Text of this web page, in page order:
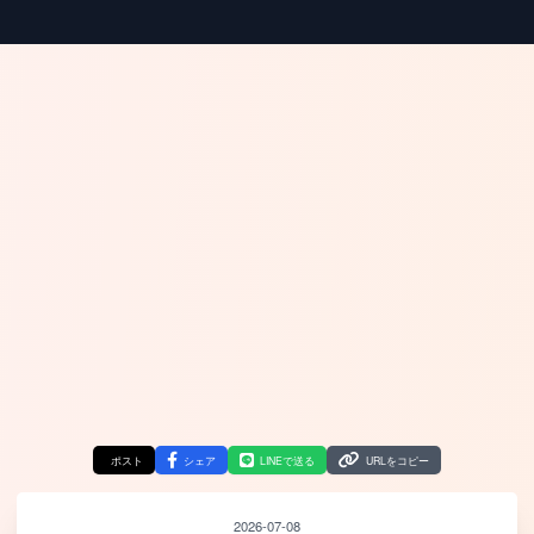
ポスト シェア LINEで送る URLをコピー
2026-07-08